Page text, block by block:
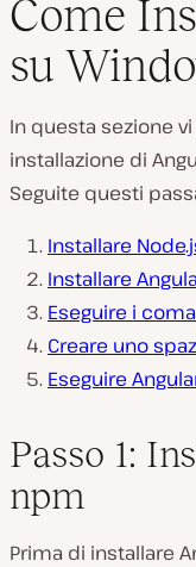
Come
su
In questa sezione
installazione di
Seguite questi
Installare
Installare
Eseguire i
Creare uno
Eseguire
Passo 1:
npm
Prima di installare